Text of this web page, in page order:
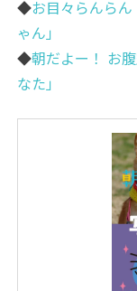
◆お目々らんら
ゃん」
◆朝だよー！ お
なた」